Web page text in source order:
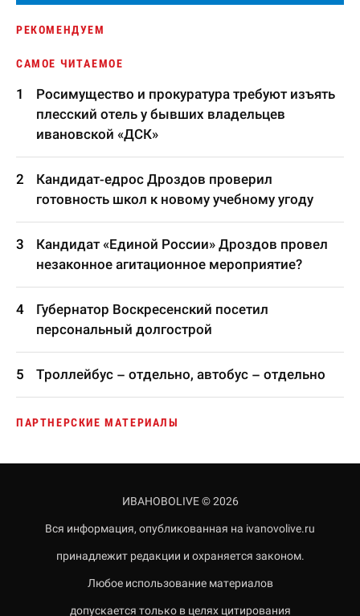
РЕКОМЕНДУЕМ
САМОЕ ЧИТАЕМОЕ
Росимущество и прокуратура требуют изъять
плесский отель у бывших владельцев
ивановской «ДСК»
Кандидат-едрос Дроздов проверил
готовность школ к новому учебному угоду
Кандидат «Единой России» Дроздов провел
незаконное агитационное мероприятие?
Губернатор Воскресенский посетил
персональный долгострой
Троллейбус – отдельно, автобус – отдельно
ПАРТНЕРСКИЕ МАТЕРИАЛЫ
ИВАНОВОLIVE © 2026
Вся информация, опубликованная на ivanovolive.ru
принадлежит редакции и охраняется законом.
Любое использование материалов
допускается только в целях цитирования